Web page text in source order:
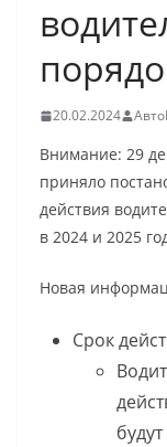
20.02.2024
Внимание: 29
приняло
действия
в 2024 и 2025
Новая
Срок